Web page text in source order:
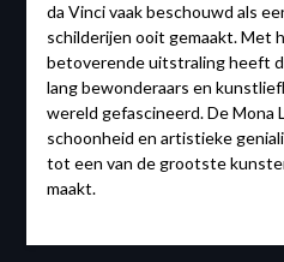
da Vinci vaak beschouwd als
schilderijen ooit gemaakt. Met
betoverende uitstraling heeft
lang bewonderaars en
wereld gefascineerd. De Mona
schoonheid en artistieke
tot een van de grootste
maakt.